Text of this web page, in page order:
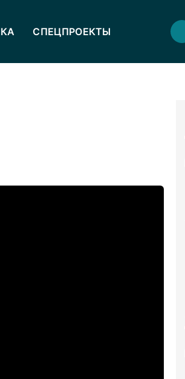
СПЕЦПРОЕКТЫ